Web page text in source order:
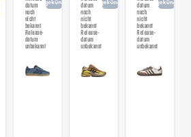
datum
noch
nicht
bekannt
Release-
datum
unbekannt
angekündigt
datum
noch
nicht
bekannt
Release-
datum
unbekannt
angekündigt
datum
noch
nicht
bekannt
Release-
datum
unbekannt
angekündigt